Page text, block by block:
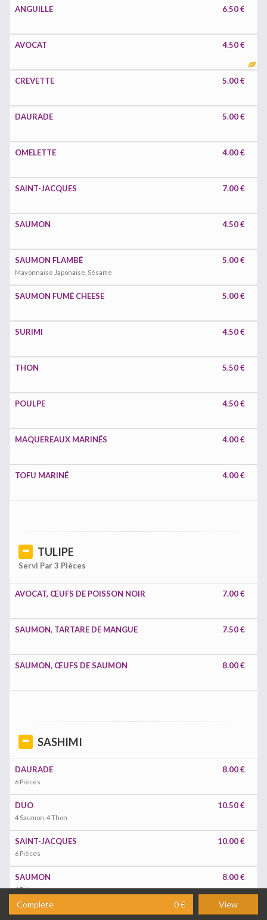
ANGUILLE 6.50 €
AVOCAT 4.50 €
CREVETTE 5.00 €
DAURADE 5.00 €
OMELETTE 4.00 €
SAINT-JACQUES 7.00 €
SAUMON 4.50 €
SAUMON FLAMBÉ
Mayonnaise Japonaise, Sésame
5.00 €
SAUMON FUMÉ CHEESE 5.00 €
SURIMI 4.50 €
THON 5.50 €
POULPE 4.50 €
MAQUEREAUX MARINÉS 4.00 €
TOFU MARINÉ 4.00 €
TULIPE
Servi Par 3 Pièces
AVOCAT, ŒUFS DE POISSON NOIR 7.00 €
SAUMON, TARTARE DE MANGUE 7.50 €
SAUMON, ŒUFS DE SAUMON 8.00 €
SASHIMI
DAURADE
6 Pièces
8.00 €
DUO
4 Saumon, 4 Thon
10.50 €
SAINT-JACQUES
6 Pièces
10.00 €
SAUMON
6 Pièces
8.00 €
SAUMON 14.50 €
Complete 0 € View